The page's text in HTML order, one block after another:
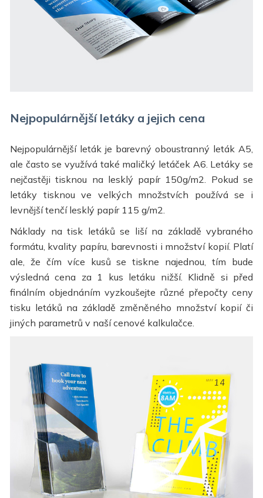
Nejpopulárnější letáky a jejich cena
Nejpopulárnější leták je barevný oboustranný leták A5,
ale často se využívá také maličký letáček A6. Letáky se
nejčastěji tisknou na lesklý papír 150g/m2. Pokud se
letáky tisknou ve velkých množstvích používá se i
levnější tenčí lesklý papír 115 g/m2.
Náklady na tisk letáků se liší na základě vybraného
formátu, kvality papíru, barevnosti i množství kopií. Platí
ale, že čím více kusů se tiskne najednou, tím bude
výsledná cena za 1 kus letáku nižší. Klidně si před
finálním objednáním vyzkoušejte různé přepočty ceny
tisku letáků na základě změněného množství kopií či
jiných parametrů v naší cenové kalkulačce.